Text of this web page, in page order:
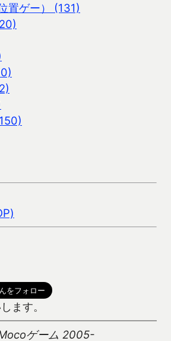
置ゲー） (131)
ます。
ゲーム 2005-